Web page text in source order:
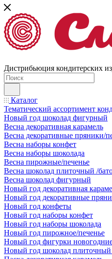
Дистрибьюция кондитерских
Каталог
Тематический ассортимент
Новый год шоколад фигурный
Весна декоративная карамель
Весна декоративные пряники/
Весна наборы конфет
Весна наборы шоколада
Весна пирожные/печенье
Весна шоколад плиточный /
Весна шоколад фигурный
Новый год декоративная
Новый год декоративные
Новый год конфеты
Новый год наборы конфет
Новый год наборы шоколада
Новый год пирожное/печенье
Новый год фигурки
Новый год шоколад плиточный